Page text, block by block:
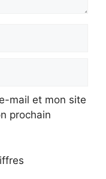
mail et mon site
prochain